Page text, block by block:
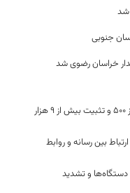
جنوبی
خراسان رضوی شد
احیای ۱۸۰ واحد اقتصادی با ایجاد اشتغال بیش از ۵۰۰ و تثبیت بیش از ۹ هزار
بین رسانه و روابط
و تشدید